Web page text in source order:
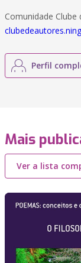
Comunidade Clube
Perfil
Mais
Ver a lista